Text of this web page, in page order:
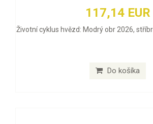
117,14 EUR
Životní cyklus hvězd: Modrý obr 2026,
Do košíka